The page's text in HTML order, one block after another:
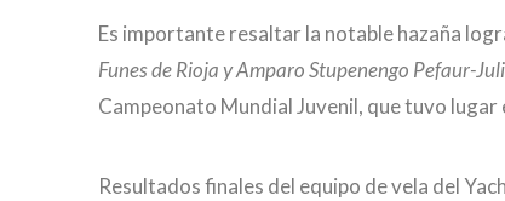
Es importante resaltar la notable hazaña
Funes de Rioja y Amparo Stupenengo Pefaur-
Campeonato Mundial Juvenil, que tuvo lugar
Resultados finales del equipo de vela del